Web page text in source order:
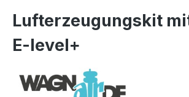
Lufterzeugungskit
E-level+